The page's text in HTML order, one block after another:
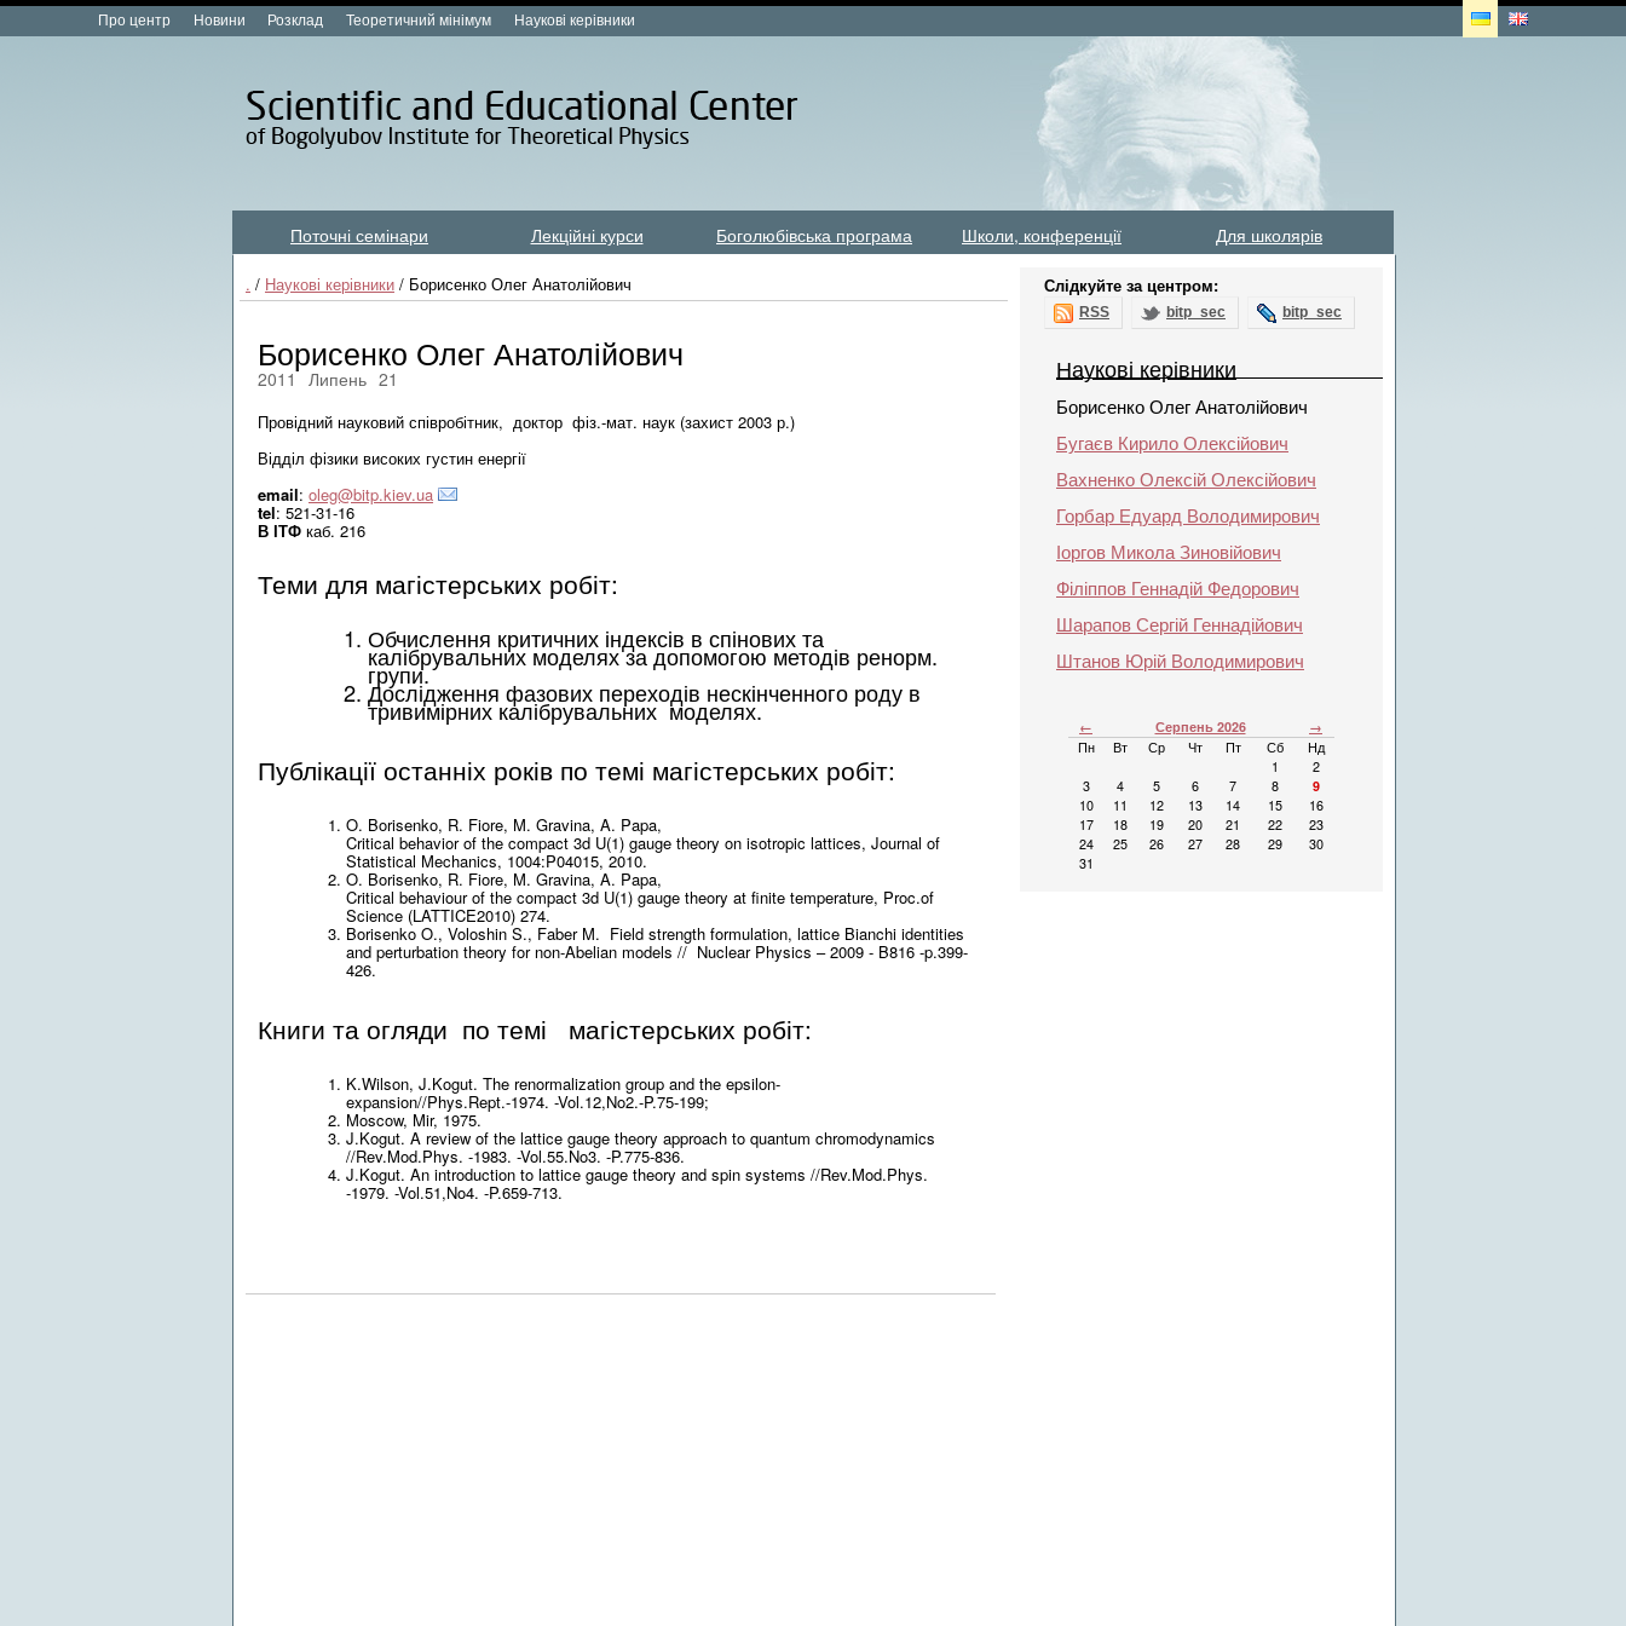
Про центр Новини Розклад Теоретичний мінімум Наукові керівники
Поточні семінари Лекційні курси Боголюбівська програма Школи, конференції
Для школярів
. / Наукові керівники / Борисенко Олег Анатолійович
Борисенко Олег Анатолійович
2011 Липень 21
Провідний науковий співробітник, доктор фіз.-мат. наук (захист 2003 р.)
Відділ фізики високих густин енергії
email: oleg@bitp.kiev.ua
tel: 521-31-16
В ІТФ каб. 216
Теми для магістерських робіт:
Обчислення критичних індексів в спінових та
калібрувальних моделях за допомогою методів ренорм.
групи.
Дослідження фазових переходів нескінченного роду в
тривимірних калібрувальних моделях.
Публікації останніх років по темі магістерських робіт:
O. Borisenko, R. Fiore, M. Gravina, A. Papa,
Critical behavior of the compact 3d U(1) gauge theory on isotropic lattices, Journal of
Statistical Mechanics, 1004:P04015, 2010.
O. Borisenko, R. Fiore, M. Gravina, A. Papa,
Critical behaviour of the compact 3d U(1) gauge theory at finite temperature, Proc.of
Science (LATTICE2010) 274.
Borisenko O., Voloshin S., Faber M. Field strength formulation, lattice Bianchi identities
and perturbation theory for non-Abelian models // Nuclear Physics – 2009 - B816 -p.399-
426.
Книги та огляди по темі магістерських робіт:
K.Wilson, J.Kogut. The renormalization group and the epsilon-
expansion//Phys.Rept.-1974. -Vol.12,No2.-P.75-199;
Moscow, Mir, 1975.
J.Kogut. A review of the lattice gauge theory approach to quantum chromodynamics
//Rev.Mod.Phys. -1983. -Vol.55.No3. -P.775-836.
J.Kogut. An introduction to lattice gauge theory and spin systems //Rev.Mod.Phys.
-1979. -Vol.51,No4. -P.659-713.
Слідкуйте за центром:
RSS bitp_sec bitp_sec
Наукові керівники
Борисенко Олег Анатолійович
Бугаєв Кирило Олексійович
Вахненко Олексій Олексійович
Горбар Едуард Володимирович
Іоргов Микола Зиновійович
Філіппов Геннадій Федорович
Шарапов Сергій Геннадійович
Штанов Юрій Володимирович
← Серпень 2026
→
Пн
Вт Ср Чт Пт Сб
Нд
1
2
3
4 5 6 7 8
9
10
11 12 13 14 15
16
17
18 19 20 21 22
23
24
25 26 27 28 29
30
31